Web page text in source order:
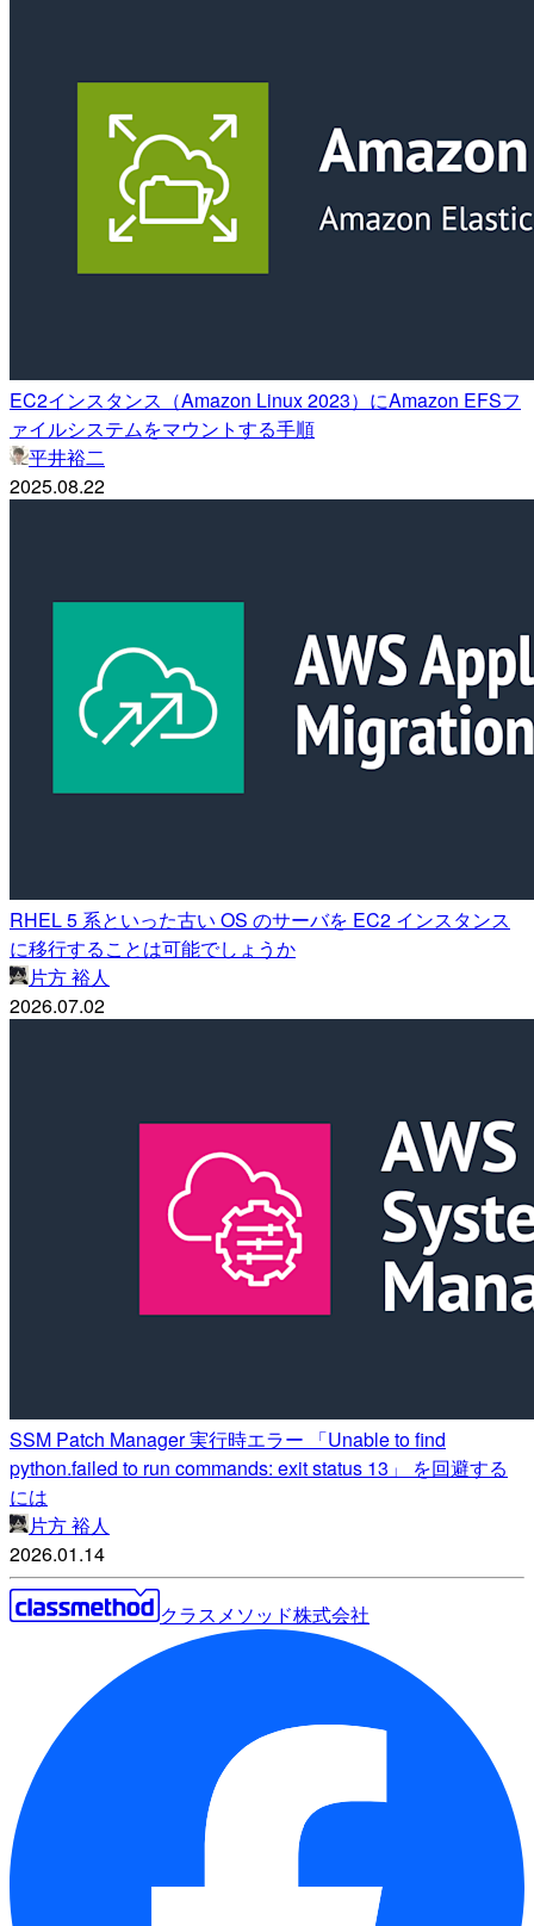
EC2インスタンス（Amazon Linux 2023）にAmazon EFSフ
ァイルシステムをマウントする手順
平井裕二
2025.08.22
RHEL 5 系といった古い OS のサーバを EC2 インスタンス
に移行することは可能でしょうか
片方 裕人
2026.07.02
SSM Patch Manager 実行時エラー 「Unable to find
python.failed to run commands: exit status 13」 を回避する
には
片方 裕人
2026.01.14
クラスメソッド株式会社